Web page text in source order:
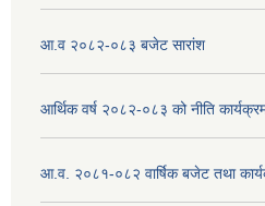
आ.व २०८२-०८३ बजेट सारांश
आर्थिक वर्ष २०८२-०८३ को नीति
आ.व. २०८१-०८२ वार्षिक बजेट तथा